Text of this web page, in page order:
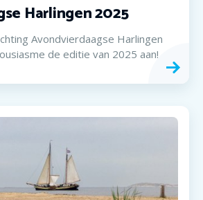
Harlingen 2025
Avondvierdaagse Harlingen
de editie van 2025 aan!